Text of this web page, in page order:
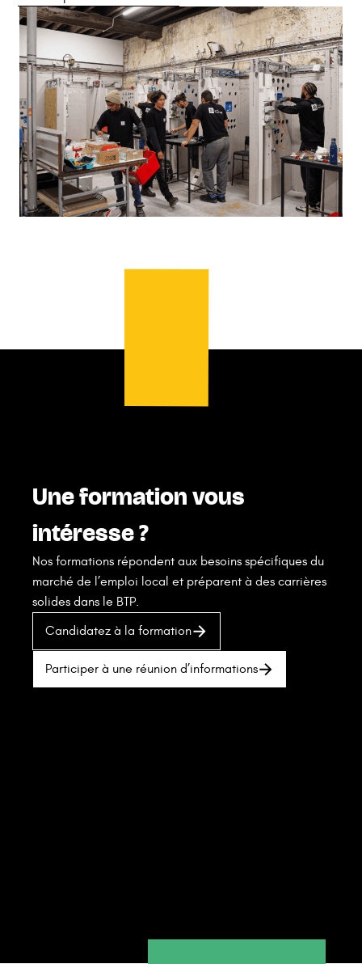
Une formation vous
intéresse ?
Nos formations répondent aux besoins spécifiques du
marché de l’emploi local et préparent à des carrières
solides dans le BTP.
Candidatez à la formation
Participer à une réunion d’informations